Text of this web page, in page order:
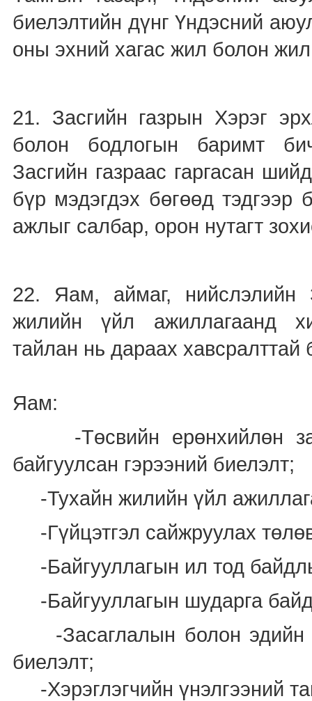
биелэлтийн дүнг Үндэсний
оны эхний хагас жил болон
21. Засгийн газрын Хэрэг
болон бодлогын баримт
Засгийн газраас гаргасан
бүр мэдэгдэх бөгөөд тэдгээр
ажлыг салбар, орон нутагт
22. Яам, аймаг, нийслэлийн
жилийн үйл ажиллагаанд
тайлан нь дараах хавсралттай
Яам:
-Төсвийн ерөнхийлөн
байгуулсан гэрээний биелэлт;
-Тухайн жилийн үйл
-Гүйцэтгэл сайжруулах
-Байгууллагын ил тод
-Байгууллагын шударга
-Засаглалын болон эдийн
биелэлт;
-Хэрэглэгчийн үнэлгээний